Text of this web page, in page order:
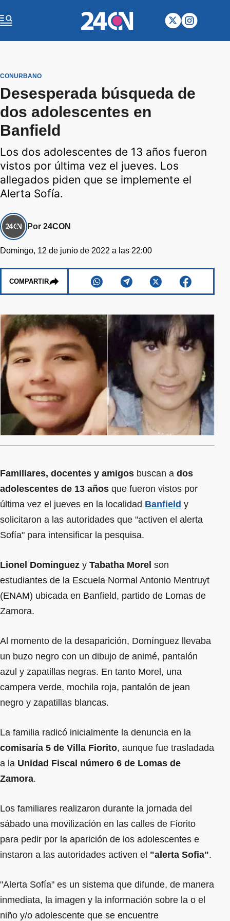
CONURBANO
Desesperada búsqueda de
dos adolescentes en
Banfield
Los dos adolescentes de 13 años fueron
vistos por última vez el jueves. Los
allegados piden que se implemente el
Alerta Sofía.
Por 24CON
Domingo, 12 de junio de 2022 a las 22:00
COMPARTIR
Familiares, docentes y amigos buscan a dos
adolescentes de 13 años que fueron vistos por
última vez el jueves en la localidad Banfield y
solicitaron a las autoridades que "activen el alerta
Sofía" para intensificar la pesquisa.
Lionel Domínguez y Tabatha Morel son
estudiantes de la Escuela Normal Antonio Mentruyt
(ENAM) ubicada en Banfield, partido de Lomas de
Zamora.
Al momento de la desaparición, Domínguez llevaba
un buzo negro con un dibujo de animé, pantalón
azul y zapatillas negras. En tanto Morel, una
campera verde, mochila roja, pantalón de jean
negro y zapatillas blancas.
La familia radicó inicialmente la denuncia en la
comisaría 5 de Villa Fiorito, aunque fue trasladada
a la Unidad Fiscal número 6 de Lomas de
Zamora.
Los familiares realizaron durante la jornada del
sábado una movilización en las calles de Fiorito
para pedir por la aparición de los adolescentes e
instaron a las autoridades activen el "alerta Sofia".
"Alerta Sofía" es un sistema que difunde, de manera
inmediata, la imagen y la información sobre la o el
niño y/o adolescente que se encuentre